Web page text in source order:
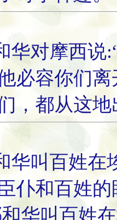
华对摩西说
必容你们
，都从这地
华叫百姓在
仆和百姓
华叫百姓